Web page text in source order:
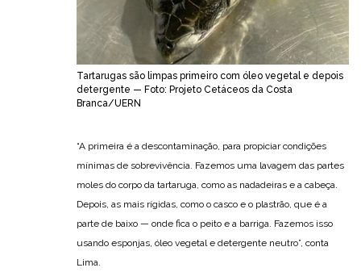
Tartarugas são limpas primeiro com óleo vegetal e depois
detergente — Foto: Projeto Cetáceos da Costa
Branca/UERN
“A primeira é a descontaminação, para propiciar condições
mínimas de sobrevivência. Fazemos uma lavagem das partes
moles do corpo da tartaruga, como as nadadeiras e a cabeça.
Depois, as mais rígidas, como o casco e o plastrão, que é a
parte de baixo — onde fica o peito e a barriga. Fazemos isso
usando esponjas, óleo vegetal e detergente neutro”, conta
Lima.